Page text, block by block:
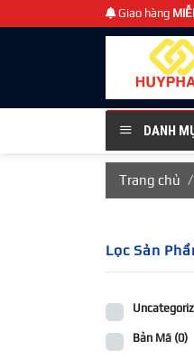
đến
Giao hàng
DANH
Trang chủ /
Lọc Sản
Bản Mã (0)